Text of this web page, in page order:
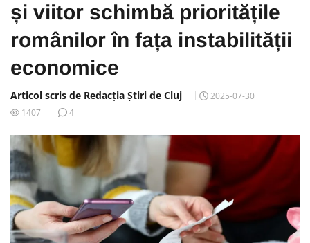
și viitor schimbă prioritățile
românilor în fața instabilității
economice
Articol scris de Redacția Știri de Cluj
2025-07-30
1407
4